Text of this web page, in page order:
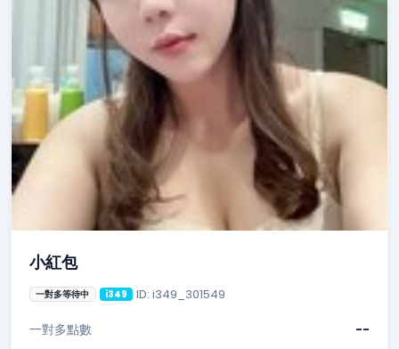
小紅包
一對多等待中 i349 ID: i349_301549
一對多點數
--